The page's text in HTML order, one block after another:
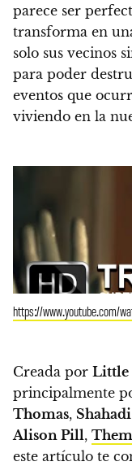
parece ser
transforma en
solo sus vecinos
para poder
eventos que
viviendo en la
https://www.youtube.com/
Creada por Little
principalmente
Thomas,
Alison Pill, Them
este artículo te